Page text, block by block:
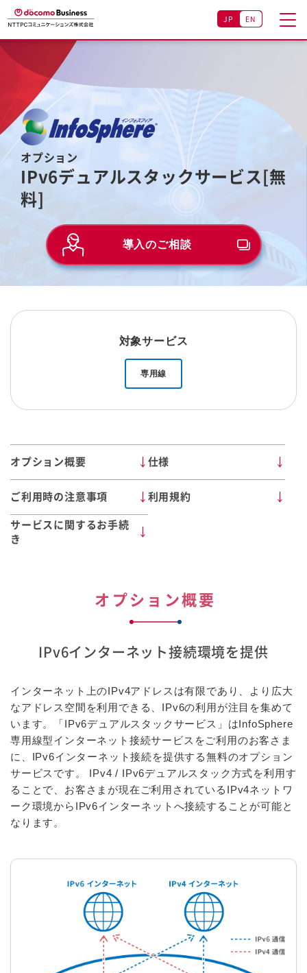
JP EN
オプション
IPv6デュアルスタックサービス[無
料]
導入のご相談
対象サービス
専用線
オプション概要 仕様
ご利用時の注意事項
利用規約
サービスに関するお手続
き
オプション概要
IPv6インターネット接続環境を提供
インターネット上のIPv4アドレスは有限であり、より広大
なアドレス空間を利用できる、IPv6の利用が注目を集めて
います。「IPv6デュアルスタックサービス」はInfoSphere
専用線型インターネット接続サービスをご利用のお客さま
に、IPv6インターネット接続を提供する無料のオプション
サービスです。 IPv4 / IPv6デュアルスタック方式を利用す
ることで、お客さまが現在ご利用されているIPv4ネットワ
ーク環境からIPv6インターネットへ接続することが可能と
なります。